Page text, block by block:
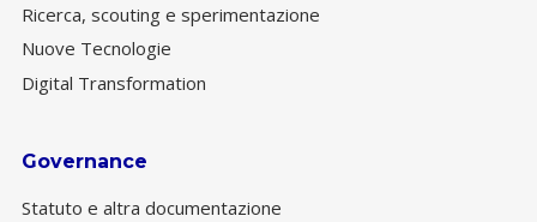
Ricerca, scouting e sperimentazione
Nuove Tecnologie
Digital Transformation
Governance
Statuto e altra documentazione